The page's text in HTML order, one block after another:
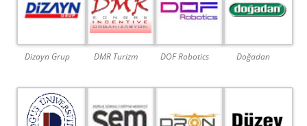
Dizayn Grup DMR Turizm DOF Robotics Doğadan